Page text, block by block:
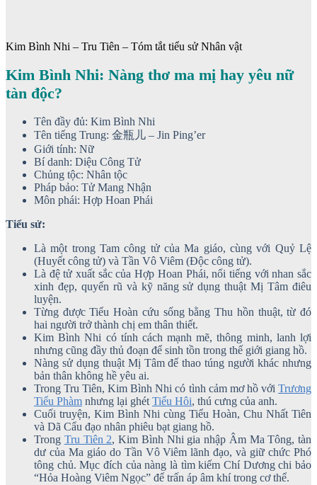
Kim Bình Nhi – Tru Tiên – Tóm tắt tiểu sử Nhân vật
Kim Bình Nhi: Nàng thơ ma mị hay yêu nữ
tàn độc?
Tên đầy đủ: Kim Bình Nhi
Tên tiếng Trung: 金瓶儿 – Jin Ping’er
Giới tính: Nữ
Bí danh: Diệu Công Tử
Chủng tộc: Nhân tộc
Pháp bảo: Tử Mang Nhận
Môn phái: Hợp Hoan Phái
Tiểu sử:
Là một trong Tam công tử của Ma giáo, cùng với Quỷ Lệ
(Huyết công tử) và Tần Vô Viêm (Độc công tử).
Là đệ tử xuất sắc của Hợp Hoan Phái, nổi tiếng với nhan sắc
xinh đẹp, quyến rũ và kỹ năng sử dụng thuật Mị Tâm điêu
luyện.
Từng được Tiểu Hoàn cứu sống bằng Thu hồn thuật, từ đó
hai người trở thành chị em thân thiết.
Kim Bình Nhi có tính cách mạnh mẽ, thông minh, lanh lợi
nhưng cũng đầy thủ đoạn để sinh tồn trong thế giới giang hồ.
Nàng sử dụng thuật Mị Tâm để thao túng người khác nhưng
bản thân không hề yêu ai.
Trong Tru Tiên, Kim Bình Nhi có tình cảm mơ hồ với Trương
Tiểu Phàm nhưng lại ghét Tiểu Hôi, thú cưng của anh.
Cuối truyện, Kim Bình Nhi cùng Tiểu Hoàn, Chu Nhất Tiên
và Dã Cẩu đạo nhân phiêu bạt giang hồ.
Trong Tru Tiên 2, Kim Bình Nhi gia nhập Âm Ma Tông, tàn
dư của Ma giáo do Tần Vô Viêm lãnh đạo, và giữ chức Phó
tông chủ. Mục đích của nàng là tìm kiếm Chí Dương chi bảo
“Hỏa Hoàng Viêm Ngọc” để trấn áp âm khí trong cơ thể.